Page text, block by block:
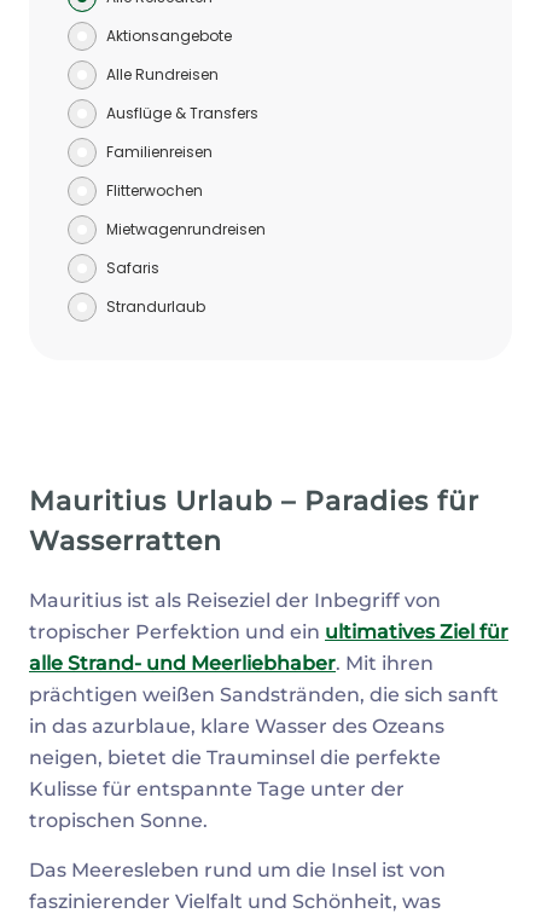
Aktionsangebote
Alle Rundreisen
Ausflüge & Transfers
Familienreisen
Flitterwochen
Mietwagenrundreisen
Safaris
Strandurlaub
Mauritius Urlaub – Paradies für
Wasserratten
Mauritius ist als Reiseziel der Inbegriff von
tropischer Perfektion und ein ultimatives Ziel für
alle Strand- und Meerliebhaber. Mit ihren
prächtigen weißen Sandstränden, die sich sanft
in das azurblaue, klare Wasser des Ozeans
neigen, bietet die Trauminsel die perfekte
Kulisse für entspannte Tage unter der
tropischen Sonne.
Das Meeresleben rund um die Insel ist von
faszinierender Vielfalt und Schönheit, was